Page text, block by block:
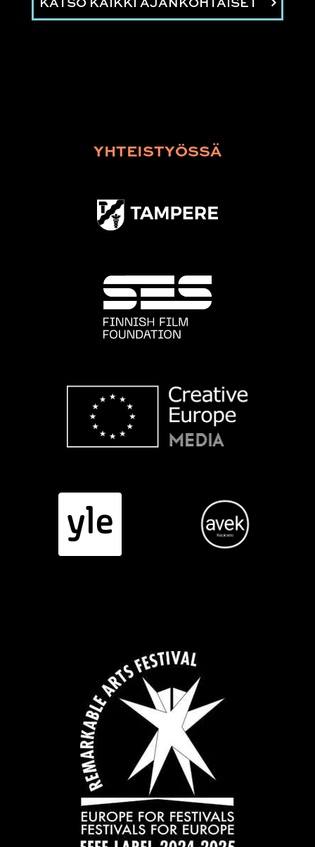
YHTEISTYÖSSÄ